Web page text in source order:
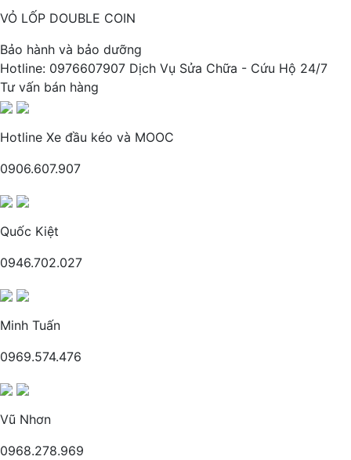
VỎ LỐP DOUBLE COIN
Bảo hành và bảo dưỡng
Hotline: 0976607907 Dịch Vụ Sửa Chữa - Cứu Hộ 24/7
Tư vấn bán hàng
Hotline Xe đầu kéo và MOOC
0906.607.907
Quốc Kiệt
0946.702.027
Minh Tuấn
0969.574.476
Vũ Nhơn
0968.278.969